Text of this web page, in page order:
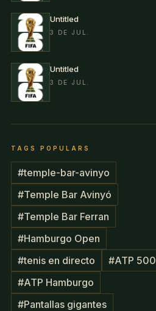
Untitled
3 DE JUL.
Untitled
3 DE JUL.
TAGS POPULARS
#temple-bar-avinyo
#Temple Bar Avinyó
#Temple Bar Ferran
#Hamburgo Open
#tenis en directo #ATP 500
#ATP Hamburgo
#Pantallas gigantes